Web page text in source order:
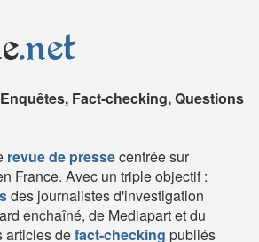
.net
Fact-checking, Questions
revue de pressecentrée sur
France. Avec un triple objectif :
des journalistes d'investigation
enchaîné, de Mediapart et du
articles defact-checking publiés